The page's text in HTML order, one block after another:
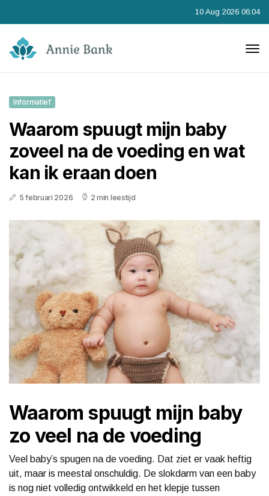
10 Aug 2026 06:04
Informatief
Waarom spuugt mijn baby
zoveel na de voeding en wat
kan ik eraan doen
5 februari 2026 2 min leestijd
Waarom spuugt mijn baby
zo veel na de voeding
Veel baby’s spugen na de voeding. Dat ziet er vaak heftig
uit, maar is meestal onschuldig. De slokdarm van een baby
is nog niet volledig ontwikkeld en het klepje tussen